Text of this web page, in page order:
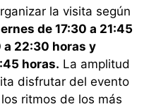
la visita según
de 17:30 a 21:45
a 22:30 horas y
horas. La amplitud
disfrutar del evento
ritmos de los más